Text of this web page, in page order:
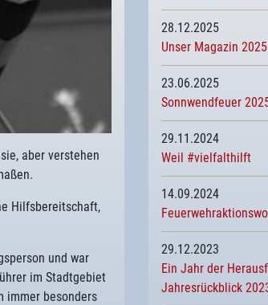
aber verstehen
Hilfsbereitschaft,
und war
im Stadtgebiet
immer besonders
28.12.2025
Unser Magazin 2025
23.06.2025
Sonnwendfeuer
29.11.2024
Weil #vielfalthilft
14.09.2024
29.12.2023
Ein Jahr der
Jahresrückblick